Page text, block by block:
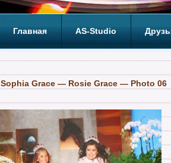
Главная AS-Studio
Sophia Grace — Rosie Grace — Photo 06